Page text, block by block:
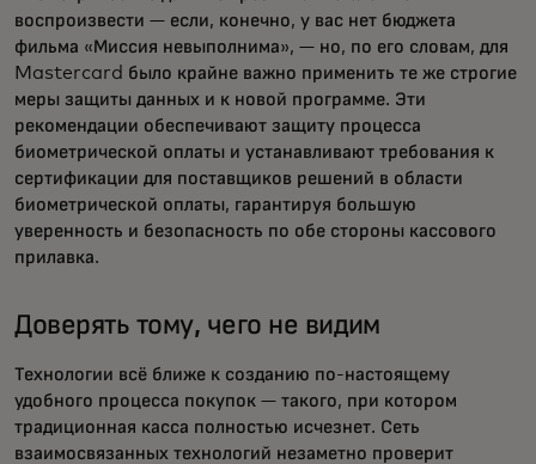
воспроизвести — если, конечно, у вас нет бюджета
фильма «Миссия невыполнима», — но, по его словам, для
Mastercard было крайне важно применить те же строгие
меры защиты данных и к новой программе. Эти
рекомендации обеспечивают защиту процесса
биометрической оплаты и устанавливают требования к
сертификации для поставщиков решений в области
биометрической оплаты, гарантируя большую
уверенность и безопасность по обе стороны кассового
прилавка.
Доверять тому, чего не видим
Технологии всё ближе к созданию по-настоящему
удобного процесса покупок — такого, при котором
традиционная касса полностью исчезнет. Сеть
взаимосвязанных технологий незаметно проверит